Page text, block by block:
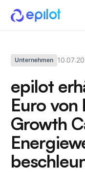
Unternehmen 10.07.
epilot
Euro von
Growth